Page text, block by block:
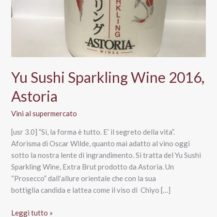
Yu Sushi Sparkling Wine 2016,
Astoria
Vini al supermercato
[usr 3.0] ”Sì, la forma è tutto. E’ il segreto della vita”.
Aforisma di Oscar Wilde, quanto mai adatto al vino oggi
sotto la nostra lente di ingrandimento. Si tratta del Yu Sushi
Sparkling Wine, Extra Brut prodotto da Astoria. Un
“Prosecco” dall’allure orientale che con la sua
bottiglia candida e lattea come il viso di Chiyo […]
Yu
Leggi tutto »